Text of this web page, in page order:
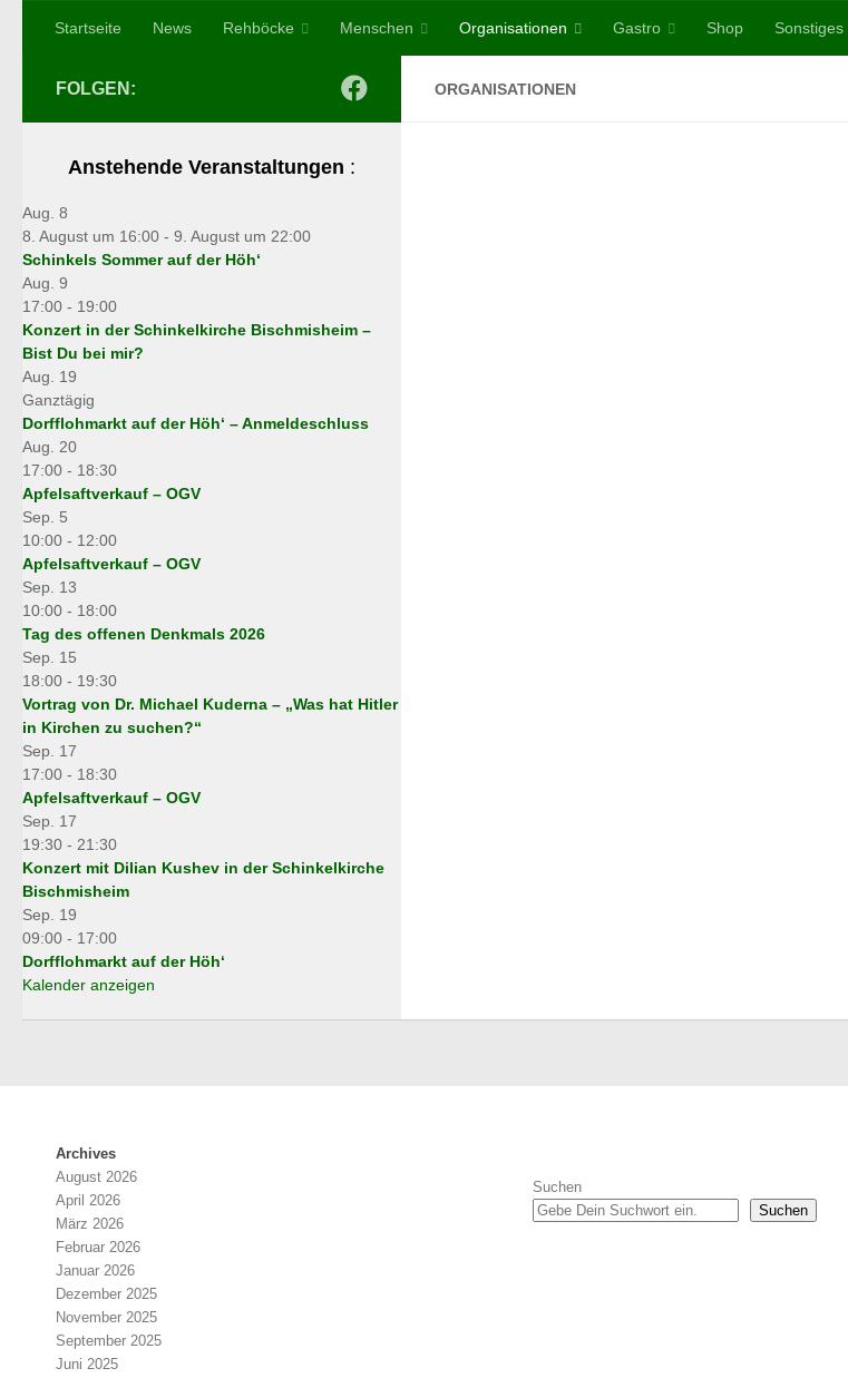
Zum Inhalt springen
Startseite News Rehböcke Menschen Organisationen Gastro Shop Sonstiges
ORGANISATIONEN
FOLGEN:
Anstehende Veranstaltungen :
Aug. 8
8. August um 16:00 - 9. August um 22:00
Schinkels Sommer auf der Höh‘
Aug. 9
17:00 - 19:00
Konzert in der Schinkelkirche Bischmisheim –
Bist Du bei mir?
Aug. 19
Ganztägig
Dorfflohmarkt auf der Höh‘ – Anmeldeschluss
Aug. 20
17:00 - 18:30
Apfelsaftverkauf – OGV
Sep. 5
10:00 - 12:00
Apfelsaftverkauf – OGV
Sep. 13
10:00 - 18:00
Tag des offenen Denkmals 2026
Sep. 15
18:00 - 19:30
Vortrag von Dr. Michael Kuderna – „Was hat Hitler
in Kirchen zu suchen?“
Sep. 17
17:00 - 18:30
Apfelsaftverkauf – OGV
Sep. 17
19:30 - 21:30
Konzert mit Dilian Kushev in der Schinkelkirche
Bischmisheim
Sep. 19
09:00 - 17:00
Dorfflohmarkt auf der Höh‘
Kalender anzeigen
Archives
August 2026
April 2026
März 2026
Februar 2026
Januar 2026
Dezember 2025
November 2025
September 2025
Juni 2025
Suchen
Suchen